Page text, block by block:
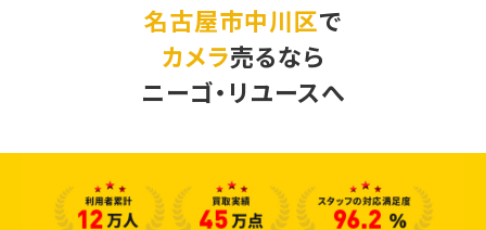
名古屋市中川区で
カメラ売るなら
ニーゴ・リユースへ